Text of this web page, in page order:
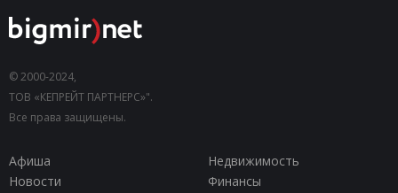
© 2000-2024,
ТОВ «КЕПРЕЙТ ПАРТНЕРС»".
Все права защищены.
Афиша
Недвижимость
Новости
Финансы